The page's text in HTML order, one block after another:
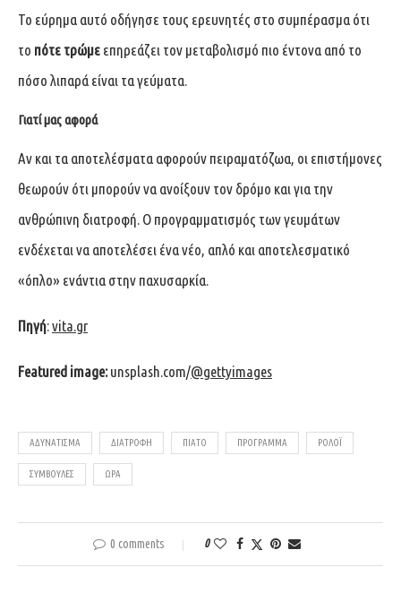
Το εύρημα αυτό οδήγησε τους ερευνητές στο συμπέρασμα ότι
το πότε τρώμε επηρεάζει τον μεταβολισμό πιο έντονα από το
πόσο λιπαρά είναι τα γεύματα.
Γιατί μας αφορά
Αν και τα αποτελέσματα αφορούν πειραματόζωα, οι επιστήμονες
θεωρούν ότι μπορούν να ανοίξουν τον δρόμο και για την
ανθρώπινη διατροφή. Ο προγραμματισμός των γευμάτων
ενδέχεται να αποτελέσει ένα νέο, απλό και αποτελεσματικό
«όπλο» ενάντια στην παχυσαρκία.
Πηγή:vita.gr
Featured image:unsplash.com/@gettyimages
ΑΔΥΝΆΤΙΣΜΑ ΔΙΑΤΡΟΦΉ ΠΙΆΤΟ ΠΡΌΓΡΑΜΜΑ ΡΟΛΌΙ
ΣΥΜΒΟΥΛΈΣ ΏΡΑ
0 comments 0